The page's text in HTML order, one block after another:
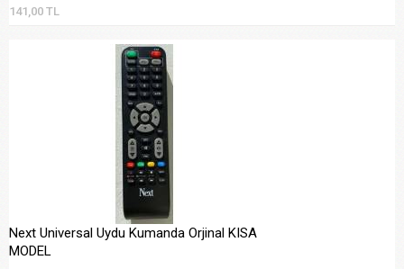
141,00 TL
Next Universal Uydu Kumanda Orjinal KISA
MODEL